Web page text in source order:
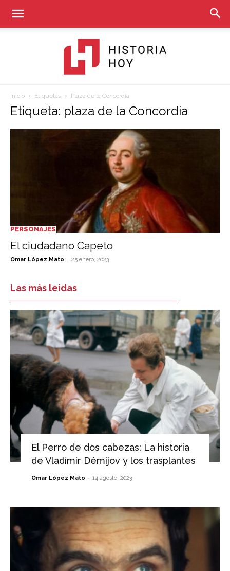
Historia
Hoy
Inicio Etiquetas Plaza de la Concordia
Etiqueta: plaza de la Concordia
PERSONAJES
El ciudadano Capeto
Omar López Mato - 25 enero, 2023
Las más leídas
El Perro de dos cabezas: La historia
de Vladímir Démijov y los trasplantes
Omar López Mato - 14 agosto, 2023